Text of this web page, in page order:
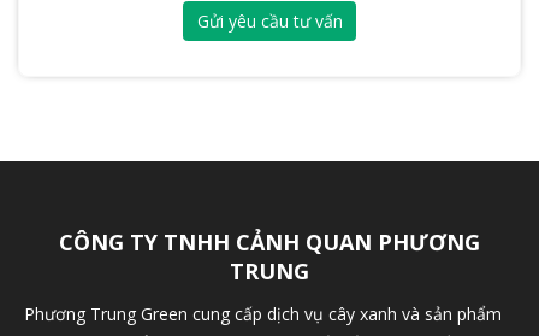
Gửi yêu cầu tư vấn
CÔNG TY TNHH CẢNH QUAN PHƯƠNG
TRUNG
Phương Trung Green cung cấp dịch vụ cây xanh và sản phẩm